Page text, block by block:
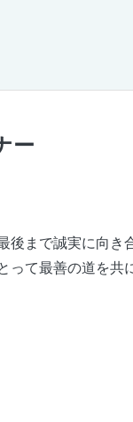
ー
後まで誠実に向き
って最善の道を共